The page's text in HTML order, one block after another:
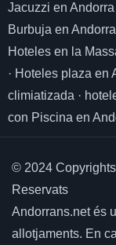
Jacuzzi en Andorra
Burbuja en Andorra
Hoteles en la
· Hoteles plaza en
climiatizada ·
con Piscina en
© 2024
Reservats
Andorrans.net és
allotjaments. En